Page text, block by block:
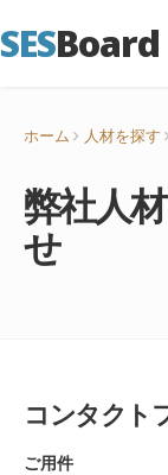
SESBoard
ホーム 人材を探す
弊社人
せ
コンタクト
ご用件